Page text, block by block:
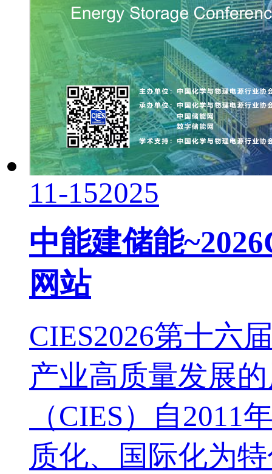
11-152025
中能建储能
网站
CIES2026第十六
产业高质量发展
（CIES）自
质化、国际化为